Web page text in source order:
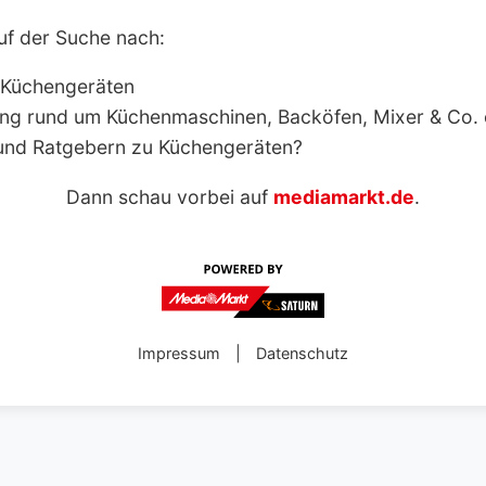
der Suche nach:
rund um Küchenmaschinen, Backöfen, Mixer & Co.
Ratgebern zu Küchengeräten?
Dann schau vorbei auf mediamarkt.de.
Impressum Datenschutz